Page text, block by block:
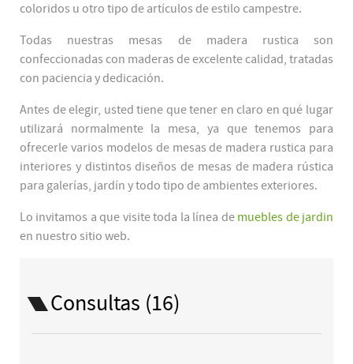
coloridos u otro tipo de artículos de estilo campestre.
Todas nuestras mesas de madera rustica son
confeccionadas con maderas de excelente calidad, tratadas
con paciencia y dedicación.
Antes de elegir, usted tiene que tener en claro en qué lugar
utilizará normalmente la mesa, ya que tenemos para
ofrecerle varios modelos de mesas de madera rustica para
interiores y distintos diseños de mesas de madera rústica
para galerías, jardín y todo tipo de ambientes exteriores.
Lo invitamos a que visite toda la línea de muebles de jardin
en nuestro sitio web.
Consultas (16)